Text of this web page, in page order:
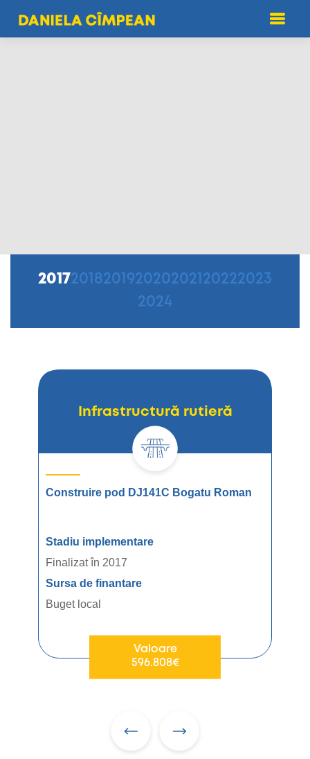
20172018201920202021 20222023
2024
Infrastructură rutieră
Construire pod DJ141C Bogatu Roman
Stadiu implementare
Finalizat în 2017
Sursa de finantare
Buget local
Valoare
596.808€